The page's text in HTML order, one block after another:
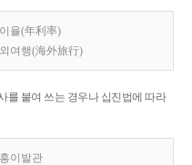
율(年利率)
여행(海外旅行)
를 붙여 쓰는 경우나 십진법에 따라
이발관